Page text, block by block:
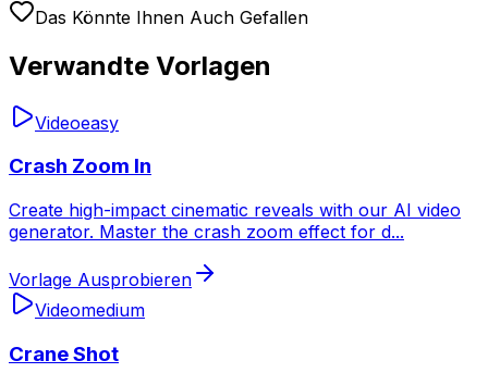
Das Könnte Ihnen Auch Gefallen
Verwandte Vorlagen
Videoeasy
Crash Zoom In
Create high-impact cinematic reveals with our AI video
generator. Master the crash zoom effect for d...
Vorlage Ausprobieren
Videomedium
Crane Shot